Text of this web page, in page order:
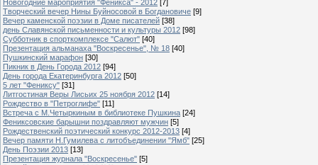
Новогодние мароприятия "Феникса" - 2012 [7]
Творческий вечер Нины Буйносовой в Богдановиче [9]
Вечер каменской поэзии в Доме писателей [38]
день Славянской письменности и культуры 2012 [98]
Субботник в спорткомплексе "Салют" [40]
Презентация альманаха "Воскресенье", № 18 [40]
Пушкинский марафон [30]
Пикник в День Города 2012 [94]
День города Екатеринбурга 2012 [50]
5 лет "Фениксу" [31]
Литгостиная Веры Лисьих 25 ноября 2012 [14]
Рождество в "Петроглифе" [11]
Встреча с М.Четыркиным в библиотеке Пушкина [24]
Фениксовские барышни поздравляют мужчин [5]
Рождественский поэтический конкурс 2012-2013 [4]
Вечер памяти Н.Гумилева с литобъединении "Ямб" [25]
День Поэзии 2013 [13]
Презентация журнала "Воскресенье" [5]